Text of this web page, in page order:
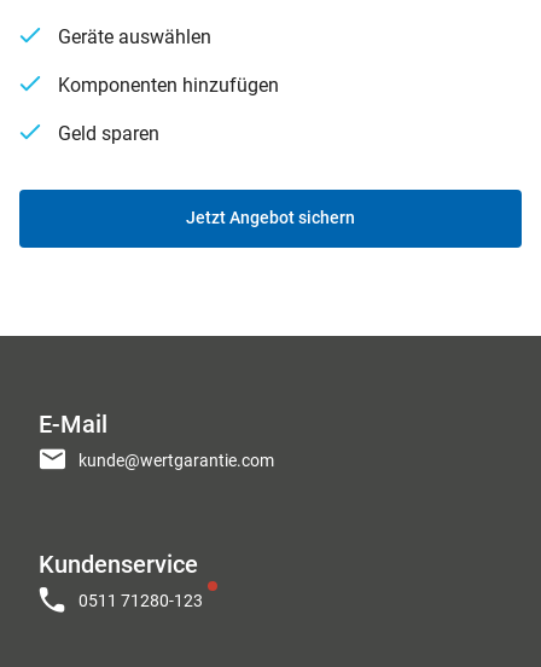
Geräte auswählen
Komponenten hinzufügen
Geld sparen
Jetzt Angebot sichern
E-Mail
kunde@wertgarantie.com
Kundenservice
0511 71280-123